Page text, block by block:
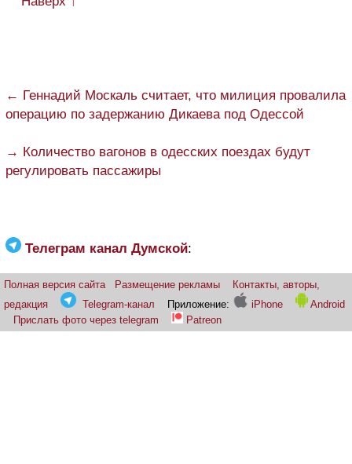
← Геннадий Москаль считает, что милиция провалила
операцию по задержанию Дикаева под Одессой
→ Количество вагонов в одесских поездах будут
регулировать пассажиры
Телеграм канал Думской:
Полная версия сайта Размещение рекламы
Контакты, авторы,
редакция
Telegram-канал Приложение: iPhone
Android
Прислать фото через telegram
Patreon